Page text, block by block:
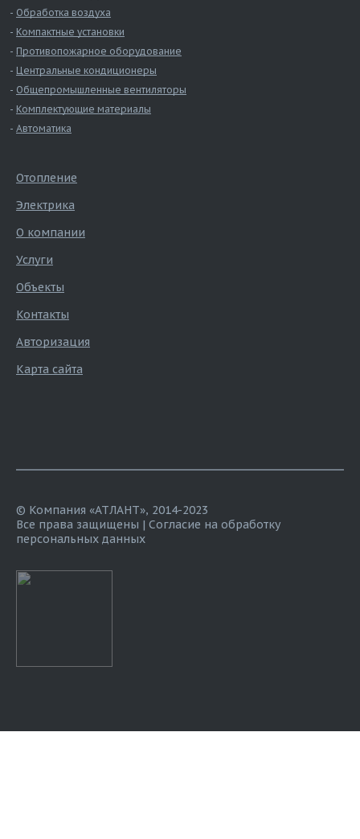
Обработка воздуха
Компактные установки
Противопожарное оборудование
Центральные кондиционеры
Общепромышленные вентиляторы
Комплектующие материалы
Автоматика
Отопление
Электрика
О компании
Услуги
Объекты
Контакты
Авторизация
Карта сайта
© Компания «АТЛАНТ», 2014-2023
Все права защищены | Согласие на обработку
персональных данных